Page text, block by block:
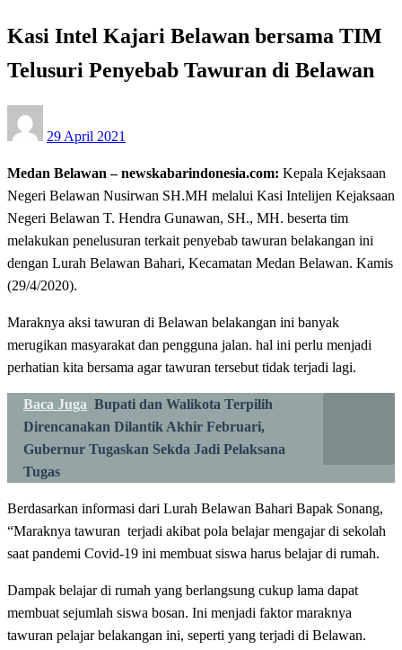
Kasi Intel Kajari Belawan bersama TIM
Telusuri Penyebab Tawuran di Belawan
on
29 April 2021
Medan Belawan – newskabarindonesia.com: Kepala Kejaksaan
Negeri Belawan Nusirwan SH.MH melalui Kasi Intelijen Kejaksaan
Negeri Belawan T. Hendra Gunawan, SH., MH. beserta tim
melakukan penelusuran terkait penyebab tawuran belakangan ini
dengan Lurah Belawan Bahari, Kecamatan Medan Belawan. Kamis
(29/4/2020).
Maraknya aksi tawuran di Belawan belakangan ini banyak
merugikan masyarakat dan pengguna jalan. hal ini perlu menjadi
perhatian kita bersama agar tawuran tersebut tidak terjadi lagi.
Baca Juga Bupati dan Walikota Terpilih
Direncanakan Dilantik Akhir Februari,
Gubernur Tugaskan Sekda Jadi Pelaksana
Tugas
Berdasarkan informasi dari Lurah Belawan Bahari Bapak Sonang,
“Maraknya tawuran terjadi akibat pola belajar mengajar di sekolah
saat pandemi Covid-19 ini membuat siswa harus belajar di rumah.
Dampak belajar di rumah yang berlangsung cukup lama dapat
membuat sejumlah siswa bosan. Ini menjadi faktor maraknya
tawuran pelajar belakangan ini, seperti yang terjadi di Belawan.